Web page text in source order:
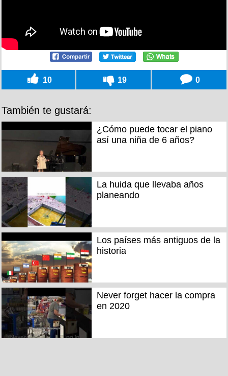
10 19 0
También te gustará:
¿Cómo puede tocar el piano
así una niña de 6 años?
La huida que llevaba años
planeando
Los países más antiguos de la
historia
Never forget hacer la compra
en 2020